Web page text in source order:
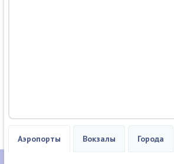
Аэропорты Вокзалы Города